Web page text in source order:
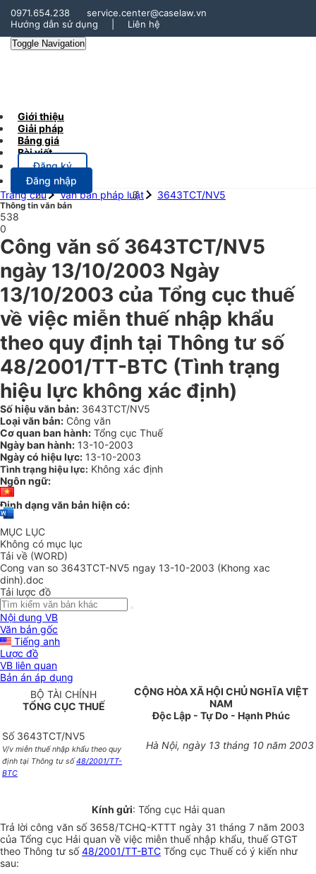
0971.654.238
service.center@caselaw.vn
Hướng dẫn sử dụng
Liên hệ
Toggle Navigation
Giới thiệu
Giải pháp
Bảng giá
Bài viết
Đăng ký
Đăng nhập
Trang chủ
Văn bản pháp luật 3643TCT/NV5
Thông tin văn bản
538
0
Công văn số 3643TCT/NV5
ngày 13/10/2003 Ngày
13/10/2003 của Tổng cục thuế
về việc miễn thuế nhập khẩu
theo quy định tại Thông tư số
48/2001/TT-BTC (Tình trạng
hiệu lực không xác định)
Số hiệu văn bản: 3643TCT/NV5
Loại văn bản: Công văn
Cơ quan ban hành: Tổng cục Thuế
Ngày ban hành: 13-10-2003
Ngày có hiệu lực: 13-10-2003
Tình trạng hiệu lực: Không xác định
Ngôn ngữ:
Định dạng văn bản hiện có:
MỤC LỤC
Không có mục lục
Tải về (WORD)
Cong van so 3643TCT-NV5 ngay 13-10-2003 (Khong xac
dinh).doc
Tải lược đồ
Nội dung VB
Văn bản gốc
Tiếng anh
Lược đồ
VB liên quan
Bản án áp dụng
BỘ TÀI CHÍNH
TỔNG CỤC THUẾ
CỘNG HÒA XÃ HỘI CHỦ NGHĨA VIỆT
NAM
Độc Lập - Tự Do - Hạnh Phúc
Số 3643TCT/NV5
V/v miễn thuế nhập khẩu theo quy
định tại Thông tư số48/2001/TT-
BTC
Hà Nội, ngày 13 tháng 10 năm 2003
Kính gửi: Tổng cục Hải quan
Trả lời công văn số 3658/TCHQ-KTTT ngày 31 tháng 7 năm 2003
của Tổng cục Hải quan về việc miễn thuế nhập khẩu, thuế GTGT
theo Thông tư số48/2001/TT-BTC Tổng cục Thuế có ý kiến như
sau: